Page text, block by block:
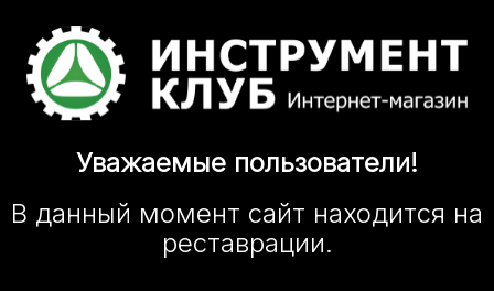
Уважаемые пользователи!
В данный момент сайт находится на
реставрации.